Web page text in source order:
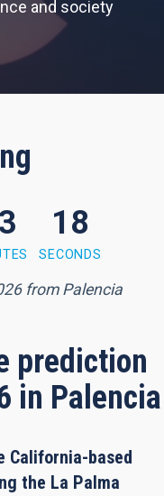
and society
17
SECONDS
from Palencia
prediction
in Palencia
California-based
the La Palma